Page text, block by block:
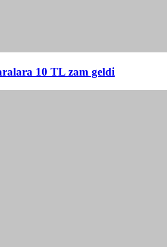
10 TL zam geldi